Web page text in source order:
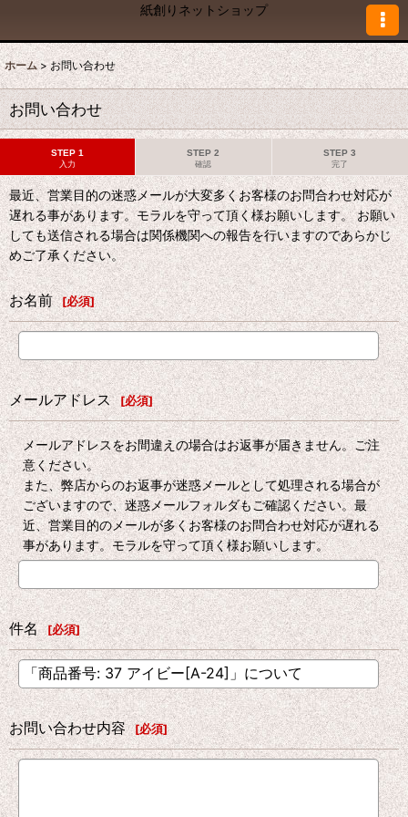
紙創りネットショップ
ホーム > お問い合わせ
お問い合わせ
STEP 1
入力
STEP 2
確認
STEP 3
完了
最近、営業目的の迷惑メールが大変多くお客様のお問合わせ対応が
遅れる事があります。モラルを守って頂く様お願いします。 お願い
しても送信される場合は関係機関への報告を行いますのであらかじ
めご了承ください。
お名前 [必須]
メールアドレス [必須]
メールアドレスをお間違えの場合はお返事が届きません。ご注
意ください。
また、弊店からのお返事が迷惑メールとして処理される場合が
ございますので、迷惑メールフォルダもご確認ください。最
近、営業目的のメールが多くお客様のお問合わせ対応が遅れる
事があります。モラルを守って頂く様お願いします。
件名 [必須]
お問い合わせ内容 [必須]